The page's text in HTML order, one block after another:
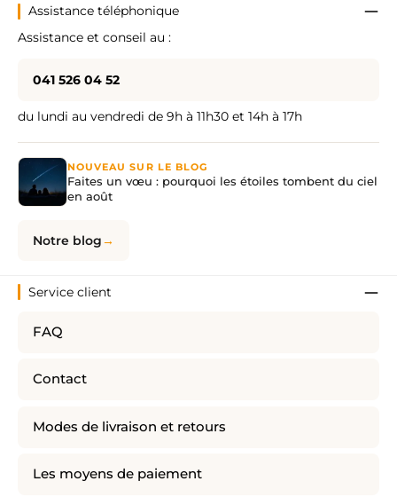
Assistance téléphonique
Assistance et conseil au :
041 526 04 52
du lundi au vendredi de 9h à 11h30 et 14h à 17h
NOUVEAU SUR LE BLOG
Faites un vœu : pourquoi les étoiles tombent du ciel
en août
Notre blog
Service client
FAQ
Contact
Modes de livraison et retours
Les moyens de paiement